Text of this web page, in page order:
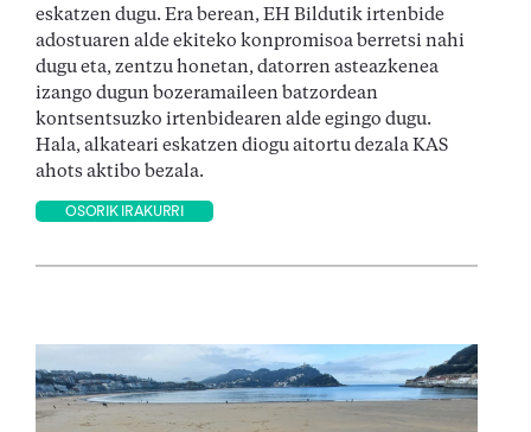
eskatzen dugu. Era berean, EH Bildutik irtenbide
adostuaren alde ekiteko konpromisoa berretsi nahi
dugu eta, zentzu honetan, datorren asteazkenea
izango dugun bozeramaileen batzordean
kontsentsuzko irtenbidearen alde egingo dugu.
Hala, alkateari eskatzen diogu aitortu dezala KAS
ahots aktibo bezala.
OSORIK IRAKURRI